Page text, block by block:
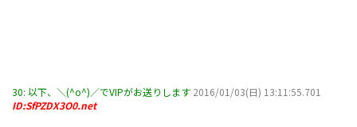
30: 以下、＼(^o^)／でVIPがお送りします 2016/01/03(日) 13:11:55.701
ID:SfPZDX3O0.net